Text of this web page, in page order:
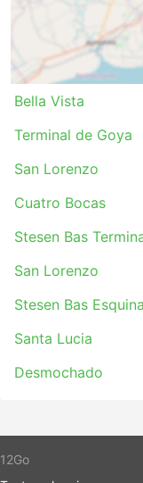
Bella Vista
Terminal de Goya
San Lorenzo
Cuatro Bocas
Stesen Bas
San Lorenzo
Stesen Bas Esquina
Santa Lucia
Desmochado
12Go